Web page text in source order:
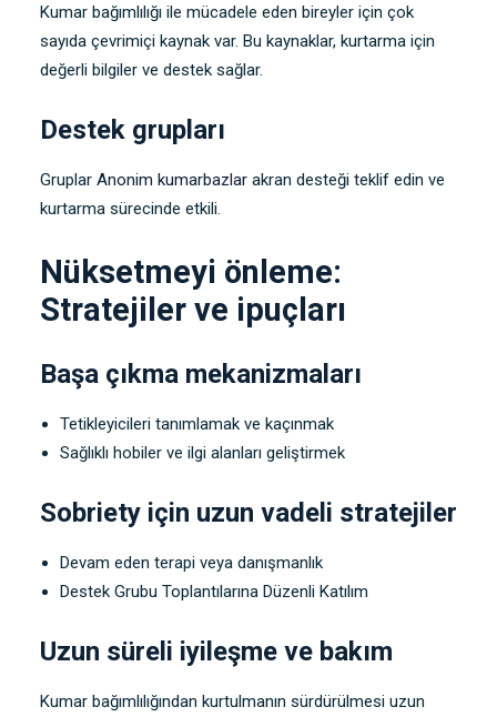
Kumar bağımlılığı ile mücadele eden bireyler için çok
sayıda çevrimiçi kaynak var. Bu kaynaklar, kurtarma için
değerli bilgiler ve destek sağlar.
Destek grupları
Gruplar Anonim kumarbazlar akran desteği teklif edin ve
kurtarma sürecinde etkili.
Nüksetmeyi önleme:
Stratejiler ve ipuçları
Başa çıkma mekanizmaları
Tetikleyicileri tanımlamak ve kaçınmak
Sağlıklı hobiler ve ilgi alanları geliştirmek
Sobriety için uzun vadeli stratejiler
Devam eden terapi veya danışmanlık
Destek Grubu Toplantılarına Düzenli Katılım
Uzun süreli iyileşme ve bakım
Kumar bağımlılığından kurtulmanın sürdürülmesi uzun